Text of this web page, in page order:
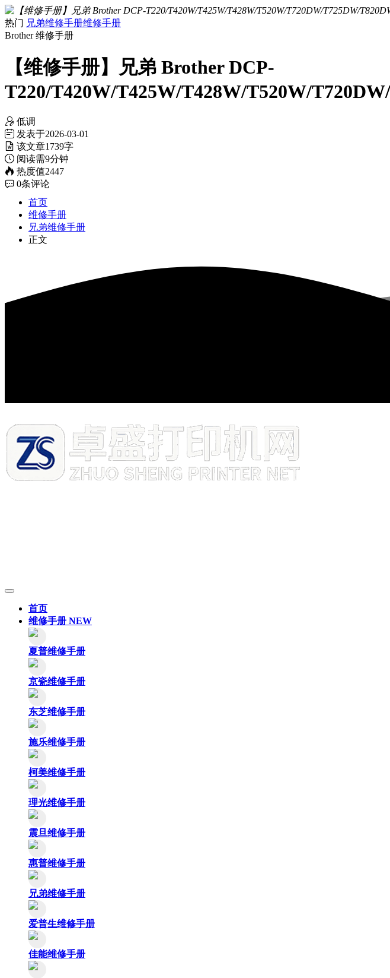
热门 兄弟维修手册维修手册
Brother 维修手册
【维修手册】兄弟 Brother DCP-
T220/T420W/T425W/T428W/T520W/
低调
发表于2026-03-01
该文章1739字
阅读需9分钟
热度值2447
0条评论
首页
维修手册
兄弟维修手册
正文
首页
维修手册 NEW
夏普维修手册
京瓷维修手册
东芝维修手册
施乐维修手册
柯美维修手册
理光维修手册
震旦维修手册
惠普维修手册
兄弟维修手册
爱普生维修手册
佳能维修手册